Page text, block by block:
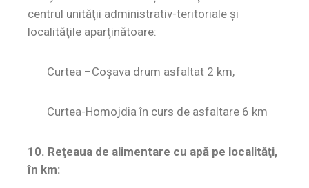
centrul unităţii administrativ-teritoriale şi
localităţile aparţinătoare:
Curtea –Coșava drum asfaltat 2 km,
Curtea-Homojdia în curs de asfaltare 6 km
10. Reţeaua de alimentare cu apă pe localităţi,
în km: